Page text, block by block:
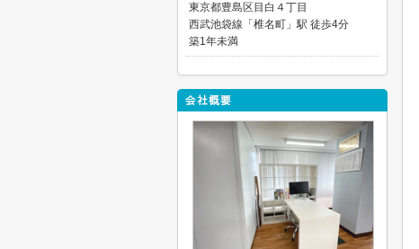
東京都豊島区目白４丁目
西武池袋線「椎名町」駅 徒歩4分
築1年未満